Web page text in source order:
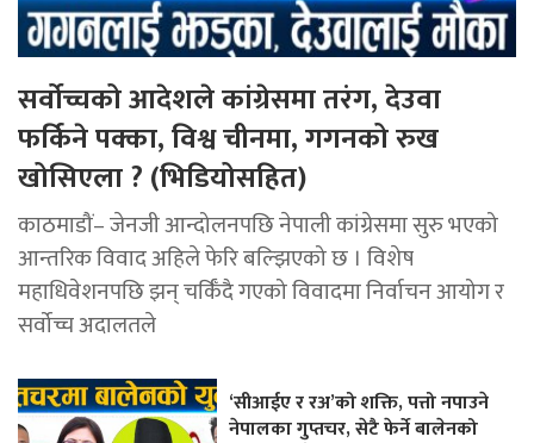
सर्वोच्चको आदेशले कांग्रेसमा तरंग, देउवा
फर्किने पक्का, विश्व चीनमा, गगनको रुख
खोसिएला ? (भिडियोसहित)
काठमाडौं– जेनजी आन्दोलनपछि नेपाली कांग्रेसमा सुरु भएको
आन्तरिक विवाद अहिले फेरि बल्झिएको छ । विशेष
महाधिवेशनपछि झन् चर्किँदै गएको विवादमा निर्वाचन आयोग र
सर्वोच्च अदालतले
‘सीआईए र रअ’को शक्ति, पत्तो नपाउने
नेपालका गुप्तचर, सेटै फेर्ने बालेनको